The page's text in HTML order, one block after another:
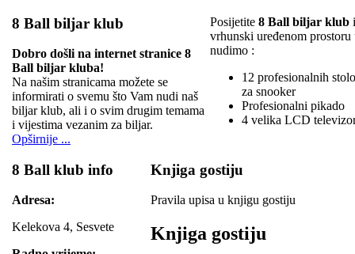
8 Ball biljar klub
Dobro došli na internet stranice 8
Ball biljar kluba!
Na našim stranicama možete se
informirati o svemu što Vam nudi naš
biljar klub, ali i o svim drugim temama
i vijestima vezanim za biljar.
Opširnije ...
Posijetite 8 Ball biljar klub
vrhunski uređenom
nudimo :
12 profesionalnih
za snooker
Profesionalni pikado
4 velika LCD
8 Ball klub info
Adresa:
Kelekova 4, Sesvete
Knjiga gostiju
Pravila upisa u knjigu gostiju
Knjiga gostiju